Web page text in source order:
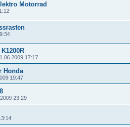
Motorrad
17:17
Honda
19:47
23:29